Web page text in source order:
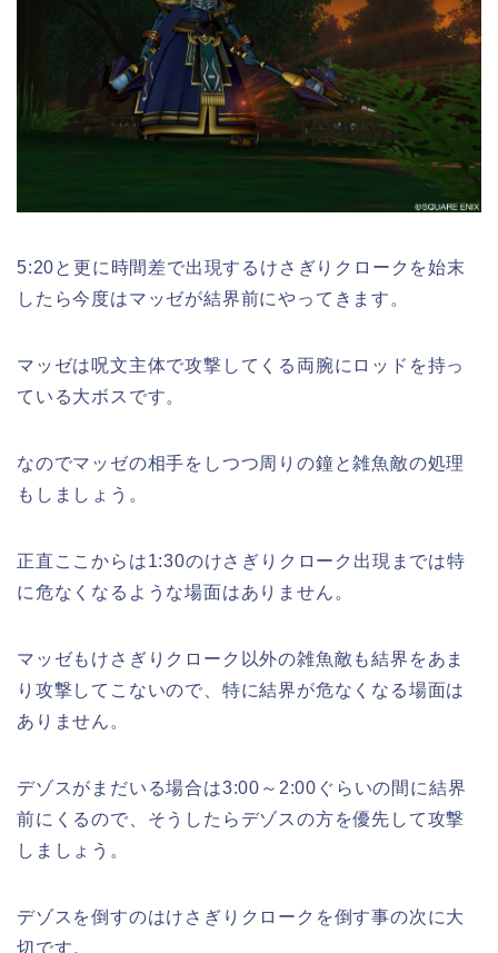
5:20と更に時間差で出現するけさぎりクロークを始末
したら今度はマッゼが結界前にやってきます。
マッゼは呪文主体で攻撃してくる両腕にロッドを持っ
ている大ボスです。
なのでマッゼの相手をしつつ周りの鐘と雑魚敵の処理
もしましょう。
正直ここからは1:30のけさぎりクローク出現までは特
に危なくなるような場面はありません。
マッゼもけさぎりクローク以外の雑魚敵も結界をあま
り攻撃してこないので、特に結界が危なくなる場面は
ありません。
デゾスがまだいる場合は3:00～2:00ぐらいの間に結界
前にくるので、そうしたらデゾスの方を優先して攻撃
しましょう。
デゾスを倒すのはけさぎりクロークを倒す事の次に大
切です。